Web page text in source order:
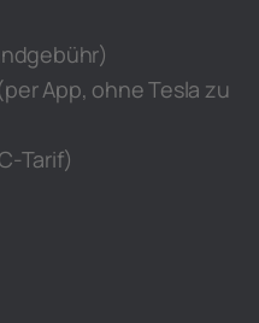
App, ohne Tesla zu
Tarif)